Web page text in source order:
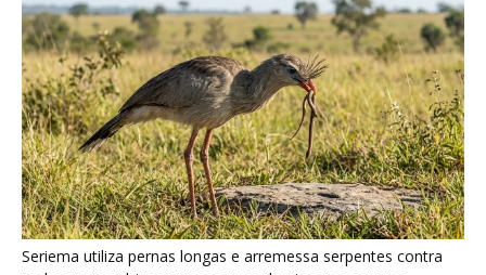
Ariranha sincroniza caça coletiva com vocalização subaquática
e cerca cardumes em rios rasos da Amazônia